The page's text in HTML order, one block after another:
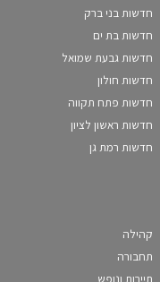
חדשות בני ברק
חדשות בת ים
חדשות גבעת שמואל
חדשות חולון
חדשות פתח תקווה
חדשות ראשון לציון
חדשות רמת גן
קהילה
תחבורה
תיירות ונופש